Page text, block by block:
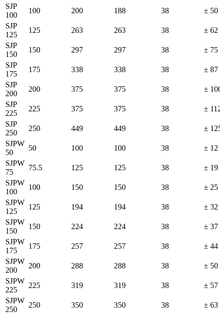
SJP
100
100 200 188 38
± 50
SJP
125
125 263 263 38
± 62
SJP
150
150 297 297 38
± 75
SJP
175
175 338 338 38
± 87
SJP
200
200 375 375 38
±
SJP
225
225 375 375 38
±
SJP
250
250 449 449 38
±
SJPW
50
50 100 100 38
± 12
SJPW
75
75.5 125 125 38
± 19
SJPW
100
100 150 150 38
± 25
SJPW
125
125 194 194 38
± 32
SJPW
150
150 224 224 38
± 37
SJPW
175
175 257 257 38
± 44
SJPW
200
200 288 288 38
± 50
SJPW
225
225 319 319 38
± 57
SJPW
250
250 350 350 38 ± 63